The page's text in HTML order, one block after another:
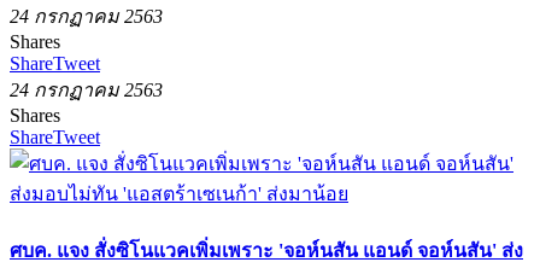
24 กรกฏาคม 2563
Shares
ShareTweet
24 กรกฏาคม 2563
Shares
ShareTweet
ศบค. แจง สั่งซิโนแวคเพิ่มเพราะ 'จอห์นสัน แอนด์ จอห์นสัน' ส่ง